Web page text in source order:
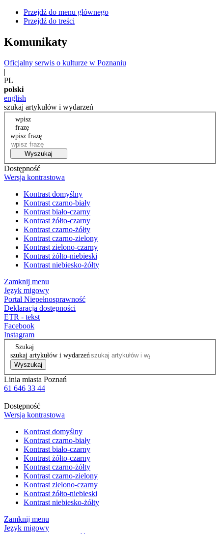
Przejdź do menu głównego
Przejdź do treści
Komunikaty
Oficjalny serwis o kulturze w Poznaniu
|
PL
polski
english
szukaj artykułów i wydarzeń
wpisz
frazę
wpisz frazę
Wyszukaj
Dostępność
Wersja kontrastowa
Kontrast domyślny
Kontrast czarno-biały
Kontrast biało-czarny
Kontrast żółto-czarny
Kontrast czarno-żółty
Kontrast czarno-zielony
Kontrast zielono-czarny
Kontrast żółto-niebieski
Kontrast niebiesko-żółty
Zamknij menu
Język migowy
Portal Niepełnosprawność
Deklaracja dostępności
ETR - tekst
Facebook
Instagram
Szukaj
szukaj artykułów i wydarzeń
Wyszukaj
Linia miasta Poznań
61 646 33 44
Dostępność
Wersja kontrastowa
Kontrast domyślny
Kontrast czarno-biały
Kontrast biało-czarny
Kontrast żółto-czarny
Kontrast czarno-żółty
Kontrast czarno-zielony
Kontrast zielono-czarny
Kontrast żółto-niebieski
Kontrast niebiesko-żółty
Zamknij menu
Język migowy